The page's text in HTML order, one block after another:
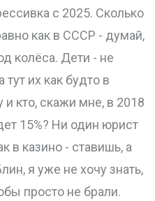
с 2025. Сколько
как в СССР - думай,
колёса. Дети - не
тут их как будто в
и кто, скажи мне, в 2018
15%? Ни один юрист
в казино - ставишь, а
я уже не хочу знать,
просто не брали.